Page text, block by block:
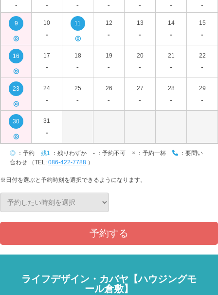
- - - - - - -
9
◎
10
-
11
◎
12
-
13
-
14
-
15
-
16
◎
17
-
18
-
19
-
20
-
21
-
22
-
23
◎
24
-
25
-
26
-
27
-
28
-
29
-
30
◎
31
-
◎ ：予約 残1 ：残りわずか - ：予約不可 × ：予約一杯
：要問い
合わせ （TEL: 086-422-7788 ）
※日付を選ぶと予約時刻を選択できるようになります。
予約する
ライフデザイン・カバヤ【ハウジングモ
ール倉敷】